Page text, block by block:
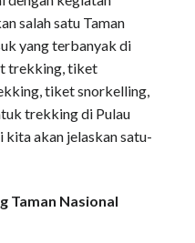
salah satu Taman
yang terbanyak di
trekking, tiket
tiket snorkelling,
trekking di Pulau
kita akan jelaskan satu-
Taman Nasional